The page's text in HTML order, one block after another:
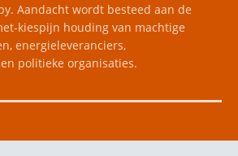
Aandacht wordt besteed aan de
kiespijn houding van machtige
energieleveranciers,
politieke organisaties.